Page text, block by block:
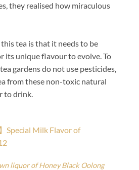
they realised how miraculous
tea is that it needs to be
its unique flavour to evolve. To
gardens do not use pesticides,
from these non-toxic natural
to drink.
Special Milk Flavor of
liquor of Honey Black Oolong